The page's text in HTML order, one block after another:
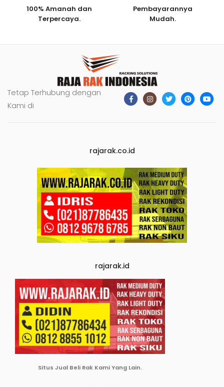
100% Amanah dan
Terpercaya.
Pembayarannya
Mudah.
Tetap Terhubung dengan
Kami di
rajarak.co.id
rajarak.id
Situs Jual Beli Rak Kami Yang Lain.